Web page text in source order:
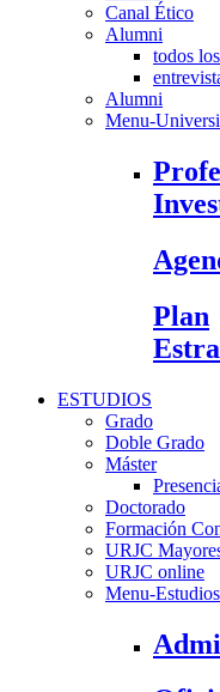
Canal Ético
Alumni
todos
Alumni
Menu-
Plan
ESTUDIOS
Grado
Doble Grado
Máster
Doctorado
Formación
URJC
URJC online
Menu-